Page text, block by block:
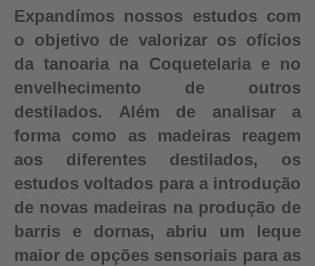
Expandímos nossos estudos com
o objetivo de valorizar os ofícios
da tanoaria na Coquetelaria e no
envelhecimento de outros
destilados. Além de analisar a
forma como as madeiras reagem
aos diferentes destilados, os
estudos voltados para a introdução
de novas madeiras na produção de
barris e dornas, abriu um leque
maior de opções sensoriais para as